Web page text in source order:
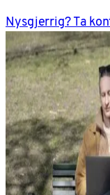
Nysgjerrig? Ta